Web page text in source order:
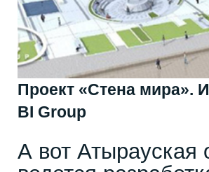
Проект «Стена мира».
BI Group
А вот Атырауская